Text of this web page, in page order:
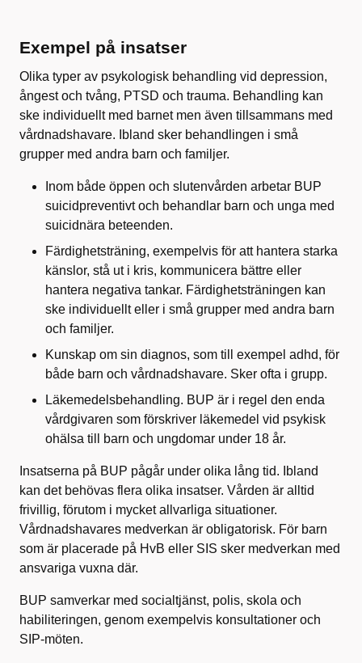
Exempel på insatser
Olika typer av psykologisk behandling vid depression,
ångest och tvång, PTSD och trauma. Behandling kan
ske individuellt med barnet men även tillsammans med
vårdnadshavare. Ibland sker behandlingen i små
grupper med andra barn och familjer.
Inom både öppen och slutenvården arbetar BUP
suicidpreventivt och behandlar barn och unga med
suicidnära beteenden.
Färdighetsträning, exempelvis för att hantera starka
känslor, stå ut i kris, kommunicera bättre eller
hantera negativa tankar. Färdighetsträningen kan
ske individuellt eller i små grupper med andra barn
och familjer.
Kunskap om sin diagnos, som till exempel adhd, för
både barn och vårdnadshavare. Sker ofta i grupp.
Läkemedelsbehandling. BUP är i regel den enda
vårdgivaren som förskriver läkemedel vid psykisk
ohälsa till barn och ungdomar under 18 år.
Insatserna på BUP pågår under olika lång tid. Ibland
kan det behövas flera olika insatser. Vården är alltid
frivillig, förutom i mycket allvarliga situationer.
Vårdnadshavares medverkan är obligatorisk. För barn
som är placerade på HvB eller SIS sker medverkan med
ansvariga vuxna där.
BUP samverkar med socialtjänst, polis, skola och
habiliteringen, genom exempelvis konsultationer och
SIP-möten.